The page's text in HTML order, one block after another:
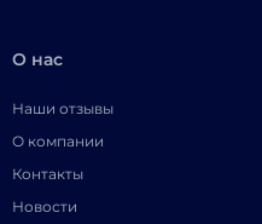
О нас
Наши отзывы
О компании
Контакты
Новости